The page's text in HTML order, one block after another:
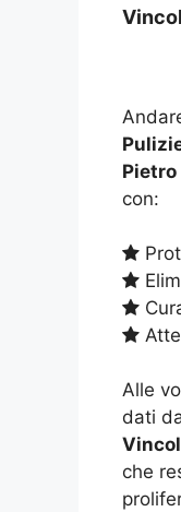
con:
Alle
dati
che